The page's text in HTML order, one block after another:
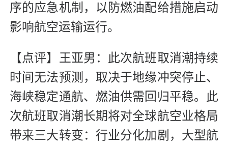
序的应急机制，以防燃油配给措施启动
影响航空运输运行。
【点评】王亚男：此次航班取消潮持续
时间无法预测，取决于地缘冲突停止、
海峡稳定通航、燃油供需回归平稳。此
次航班取消潮长期将对全球航空业格局
带来三大转变：行业分化加剧，大型航